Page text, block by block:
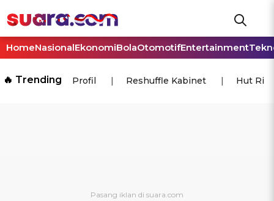
HomeNasionalEkonomiBolaOtomotifEntertainment
🔥 Trending Profil Reshuffle Kabinet Hut Ri